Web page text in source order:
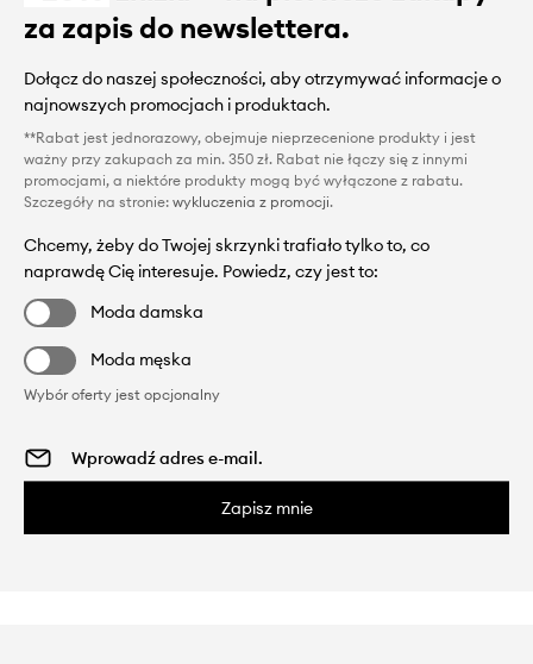
za zapis do newslettera.
Dołącz do naszej społeczności, aby otrzymywać informacje o
najnowszych promocjach i produktach.
**Rabat jest jednorazowy, obejmuje nieprzecenione produkty i jest
ważny przy zakupach za min. 350 zł. Rabat nie łączy się z innymi
promocjami, a niektóre produkty mogą być wyłączone z rabatu.
Szczegóły na stronie: wykluczenia z promocji.
Chcemy, żeby do Twojej skrzynki trafiało tylko to, co
naprawdę Cię interesuje. Powiedz, czy jest to:
Moda damska
Moda męska
Wybór oferty jest opcjonalny
Zapisz mnie